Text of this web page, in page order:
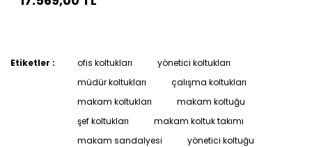
Etiketler : ofis koltukları
yönetici koltukları
müdür koltukları
çalışma koltukları
makam koltukları
makam koltuğu
şef koltukları
makam koltuk takımı
makam sandalyesi
yönetici koltuğu